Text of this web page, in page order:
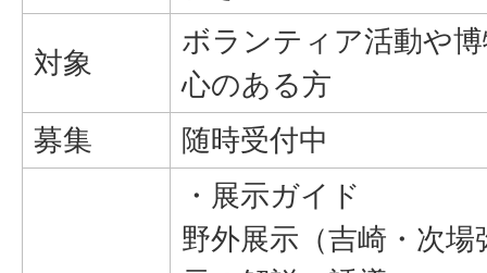
対象
ボランティア活動や
心のある方
募集
随時受付中
・展示ガイド
野外展示（吉崎・次